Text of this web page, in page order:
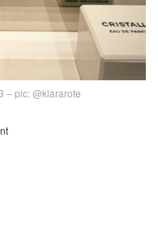
– pic: @klararote